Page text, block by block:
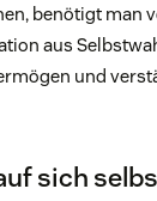
benötigt man
aus
und
sich